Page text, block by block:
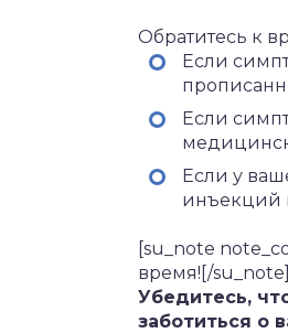
Обратитесь к
Если
Если
Если у
инъекций
[su_note
время![/su_note]
Убедитесь,
заботиться о